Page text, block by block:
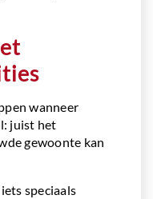
wanneer
juist het
gewoonte kan
speciaals